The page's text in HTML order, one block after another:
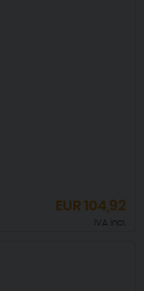
EUR104,92
IVA incl.